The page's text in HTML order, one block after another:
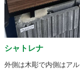
シャトレナ
外側は木彫で内側はア